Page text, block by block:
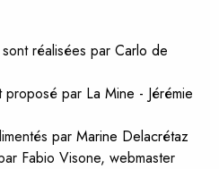
réalisées par Carlo de
proposé par La Mine - Jérémie
par Marine Delacrétaz
Fabio Visone, webmaster